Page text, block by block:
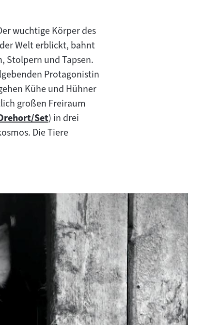
wuchtige Körper des
Welt erblickt, bahnt
Stolpern und Tapsen.
Protagonistin
Kühe und Hühner
großen Freiraum
Set) in drei
Die Tiere